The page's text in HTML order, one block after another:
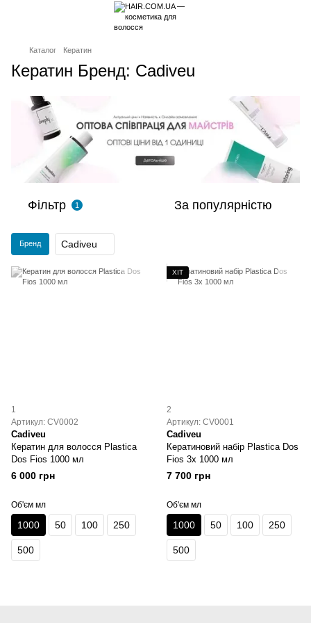
Каталог Кератин
Кератин Бренд: Cadiveu
Фільтр 1 За популярністю
Бренд Cadiveu
1
Артикул: CV0002
Cadiveu
Кератин для волосся Plastica
Dos Fios 1000 мл
6 000 грн
Об'єм мл
1000 50 100 250
500
ХІТ
2
Артикул: CV0001
Cadiveu
Кератиновий набір Plastica Dos
Fios 3x 1000 мл
7 700 грн
Об'єм мл
1000 50 100 250
500